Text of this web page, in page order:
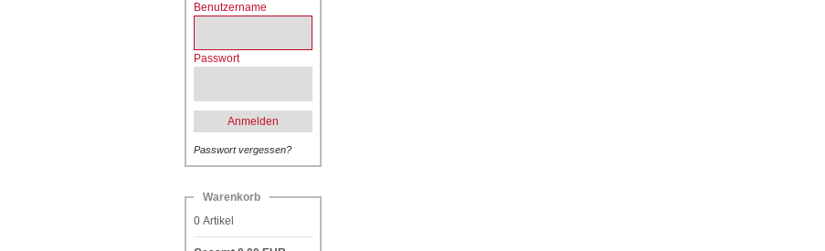
Benutzername
Passwort
Anmelden
Passwort vergessen?
Warenkorb
0 Artikel